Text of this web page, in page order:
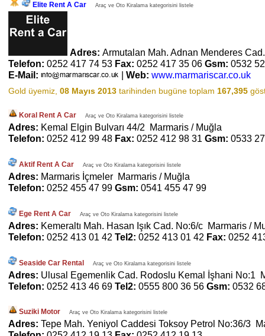
Elite Rent A Car Araç ve Oto Kiralama kategorisini listele
Adres: Armutalan Mah. Adnan Menderes
Telefon: 0252 417 74 53 Fax: 0252 417 35 06 Gsm: 0532
E-Mail:
| Web: www.marmariscar.co.uk
Gold üyemiz, 08 Mayıs 2013 tarihinden bugüne toplam 167,395
Koral Rent A Car Araç ve Oto Kiralama kategorisini listele
Adres: Kemal Elgin Bulvarı 44/2 Marmaris / Muğla
Telefon: 0252 412 99 48 Fax: 0252 412 98 31 Gsm: 0533
Aktif Rent A Car Araç ve Oto Kiralama kategorisini listele
Adres: Marmaris İçmeler Marmaris / Muğla
Telefon: 0252 455 47 99 Gsm: 0541 455 47 99
Ege Rent A Car Araç ve Oto Kiralama kategorisini listele
Adres: Kemeraltı Mah. Hasan Işık Cad. No:6/c Marmaris /
Telefon: 0252 413 01 42 Tel2: 0252 413 01 42 Fax: 0252
Seaside Car Rental Araç ve Oto Kiralama kategorisini listele
Adres: Ulusal Egemenlik Cad. Rodoslu Kemal İşhani No:1
Telefon: 0252 413 46 69 Tel2: 0555 800 36 56 Gsm: 0532
Suziki Motor Araç ve Oto Kiralama kategorisini listele
Adres: Tepe Mah. Yeniyol Caddesi Toksoy Petrol No:36/3